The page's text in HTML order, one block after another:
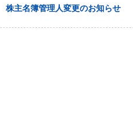
株主名簿管理人変更のお知らせ